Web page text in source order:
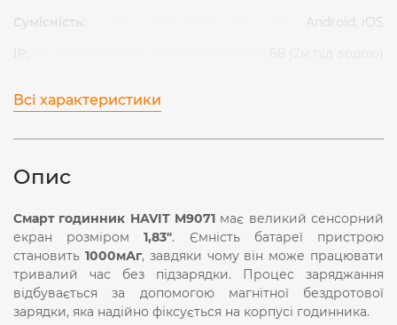
Сумісність:
Android, iOS
Всі характеристики
Опис
Cмарт годинник HAVIT M9071 має великий сенсорний
екран розміром1,83". Ємність батареї пристрою
становить 1000мАг, завдяки чому він може працювати
тривалий час без підзарядки. Процес заряджання
відбувається за допомогою магнітної бездротової
зарядки, яка надійно фіксується на корпусі годинника.